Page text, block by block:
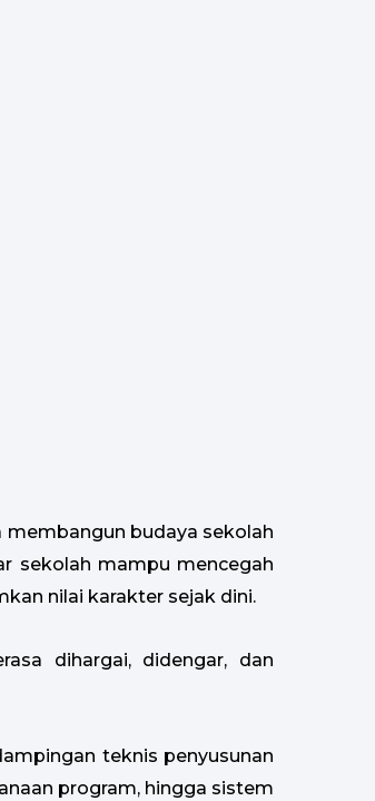
membangun budaya sekolah
sekolah mampu mencegah
nilai karakter sejak dini.
dihargai, didengar, dan
teknis penyusunan
program, hingga sistem